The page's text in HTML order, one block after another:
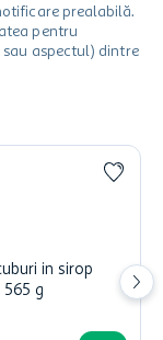
prealabilă.
pentru
aspectul) dintre
in sirop